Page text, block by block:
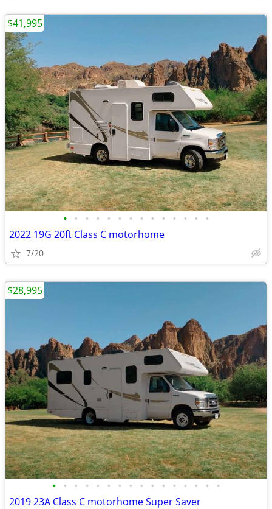
• • • • • • • • • • • • • •
2022 19G 20ft Class C motorhome
7/20
$41,995
• • • • • • • • • • • • • • • •
2019 23A Class C motorhome Super Saver
$28,995